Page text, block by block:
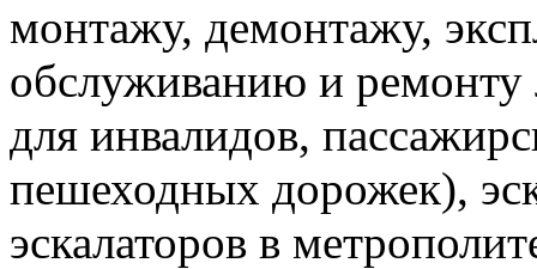
монтажу, демонтажу,
обслуживанию и
для инвалидов,
пешеходных дорожек),
эскалаторов в